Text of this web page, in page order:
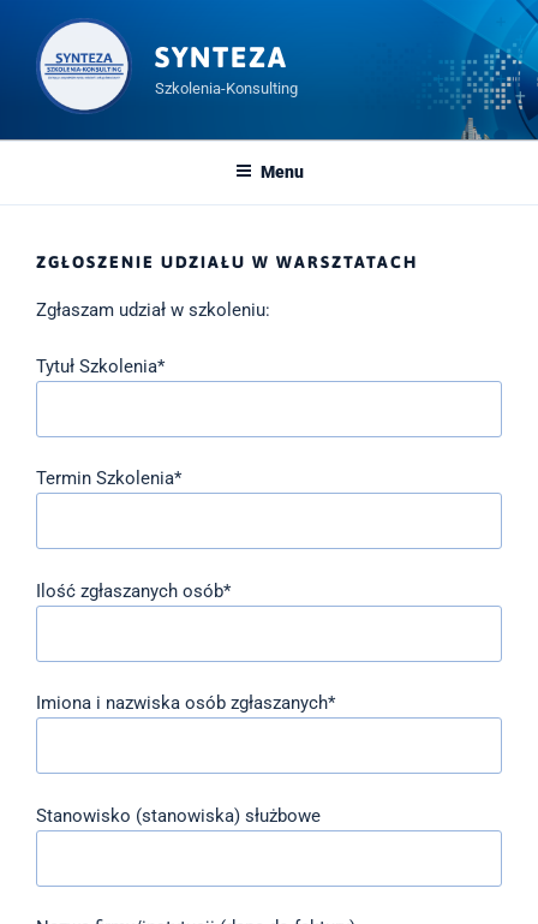
Przeskocz
treści
SYNTEZA
Szkolenia-Konsulting
Menu
ZGŁOSZENIE UDZIAŁU W WARSZTATACH
Zgłaszam udział w szkoleniu:
Tytuł Szkolenia*
Termin Szkolenia*
Ilość zgłaszanych osób*
Imiona i nazwiska osób zgłaszanych*
Stanowisko (stanowiska) służbowe